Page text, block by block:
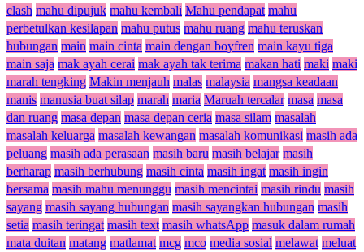
clash mahu dipujuk mahu kembali Mahu pendapat mahu
perbetulkan kesilapan mahu putus mahu ruang mahu teruskan
hubungan main main cinta main dengan boyfren main kayu tiga
main saja mak ayah cerai mak ayah tak terima makan hati maki maki
marah tengking Makin menjauh malas malaysia mangsa keadaan
manis manusia buat silap marah maria Maruah tercalar masa masa
dan ruang masa depan masa depan ceria masa silam masalah
masalah keluarga masalah kewangan masalah komunikasi masih ada
peluang masih ada perasaan masih baru masih belajar masih
berharap masih berhubung masih cinta masih ingat masih ingin
bersama masih mahu menunggu masih mencintai masih rindu masih
sayang masih sayang hubungan masih sayangkan hubungan masih
setia masih teringat masih text masih whatsApp masuk dalam rumah
mata duitan matang matlamat mcg mco media sosial melawat meluat